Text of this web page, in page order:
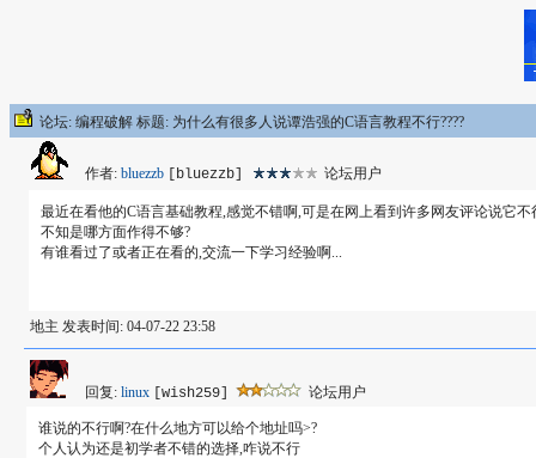
论坛: 编程破解 标题: 为什么有很多人说谭浩强的C语言教程不行????
作者: bluezzb [bluezzb] 论坛用户
最近在看他的C语言基础教程,感觉不错啊,可是在网上看到许多网友评论说它不
不知是哪方面作得不够?
有谁看过了或者正在看的,交流一下学习经验啊...
地主 发表时间: 04-07-22 23:58
回复: linux [wish259] 论坛用户
谁说的不行啊?在什么地方可以给个地址吗>?
个人认为还是初学者不错的选择,咋说不行